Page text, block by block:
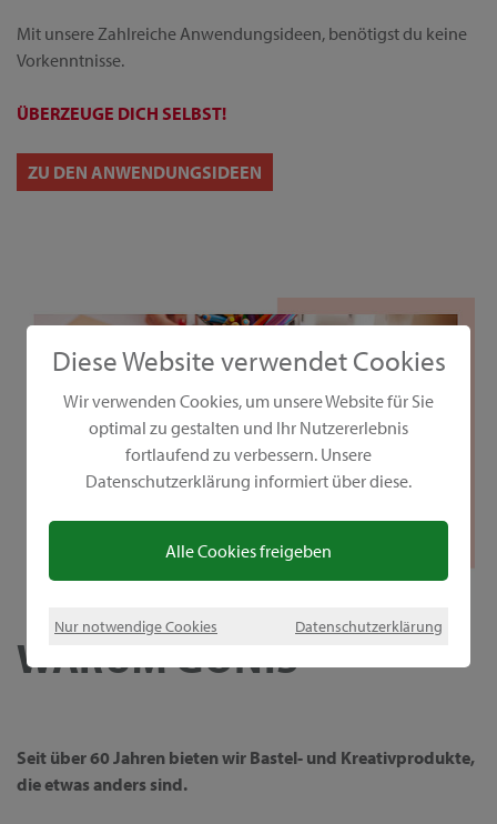
Diese Website verwendet Cookies
Wir verwenden Cookies, um unsere Website für Sie
optimal zu gestalten und Ihr Nutzererlebnis
fortlaufend zu verbessern. Unsere
Datenschutzerklärung informiert über diese.
Alle Cookies freigeben
Nur notwendige Cookies Datenschutzerklärung
Mit unsere Zahlreiche Anwendungsideen, benötigst du keine
Vorkenntnisse.
ÜBERZEUGE DICH SELBST!
ZU DEN ANWENDUNGSIDEEN
WARUM GONIS
Seit über 60 Jahren bieten wir Bastel- und Kreativprodukte,
die etwas anders sind.